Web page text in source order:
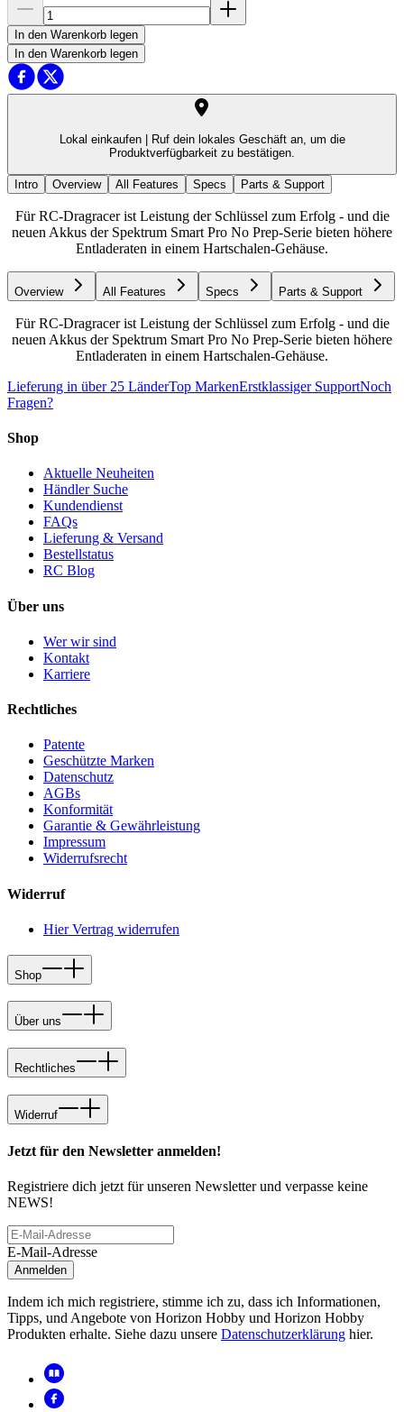
In den Warenkorb legen
In den Warenkorb legen
Lokal einkaufen |
Ruf dein lokales Geschäft an, um die
Produktverfügbarkeit zu bestätigen.
Intro Overview All Features Specs Parts & Support
Für RC-Dragracer ist Leistung der Schlüssel zum Erfolg - und die
neuen Akkus der Spektrum Smart Pro No Prep-Serie bieten höhere
Entladeraten in einem Hartschalen-Gehäuse.
Overview All Features Specs Parts & Support
Für RC-Dragracer ist Leistung der Schlüssel zum Erfolg - und die
neuen Akkus der Spektrum Smart Pro No Prep-Serie bieten höhere
Entladeraten in einem Hartschalen-Gehäuse.
Lieferung in über 25 LänderTop MarkenErstklassiger SupportNoch
Fragen?
Shop
Aktuelle Neuheiten
Händler Suche
Kundendienst
FAQs
Lieferung & Versand
Bestellstatus
RC Blog
Über uns
Wer wir sind
Kontakt
Karriere
Rechtliches
Patente
Geschützte Marken
Datenschutz
AGBs
Konformität
Garantie & Gewährleistung
Impressum
Widerrufsrecht
Widerruf
Hier Vertrag widerrufen
Shop
Über uns
Rechtliches
Widerruf
Jetzt für den Newsletter anmelden!
Registriere dich jetzt für unseren Newsletter und verpasse keine
NEWS!
E-Mail-Adresse
Anmelden
Indem ich mich registriere, stimme ich zu, dass ich Informationen,
Tipps, und Angebote von Horizon Hobby und Horizon Hobby
Produkten erhalte. Siehe dazu unsere Datenschutzerklärung hier.